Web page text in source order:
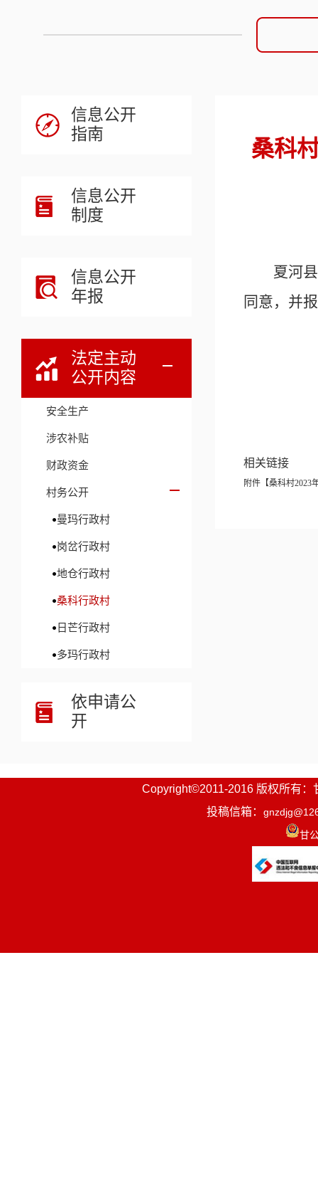
信息公开
指南
信息公开
制度
信息公开
年报
法定主动
公开内容
安全生产
涉农补贴
财政资金
村务公开
曼玛行政村
岗岔行政村
地仓行政村
桑科行政村
日芒行政村
多玛行政村
依申请公
开
桑科
夏河
同意，并
相关链接
附件【桑科村2023
Copyright©2011-2016 版权所有：
投稿信箱：
甘